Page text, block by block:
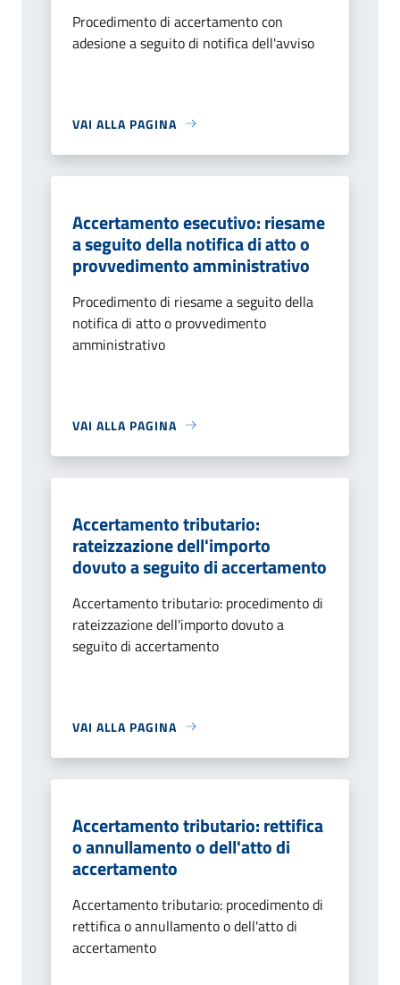
Procedimento di accertamento con
adesione a seguito di notifica dell'avviso
VAI ALLA PAGINA
Accertamento esecutivo: riesame
a seguito della notifica di atto o
provvedimento amministrativo
Procedimento di riesame a seguito della
notifica di atto o provvedimento
amministrativo
VAI ALLA PAGINA
Accertamento tributario:
rateizzazione dell'importo
dovuto a seguito di accertamento
Accertamento tributario: procedimento di
rateizzazione dell'importo dovuto a
seguito di accertamento
VAI ALLA PAGINA
Accertamento tributario: rettifica
o annullamento o dell'atto di
accertamento
Accertamento tributario: procedimento di
rettifica o annullamento o dell'atto di
accertamento